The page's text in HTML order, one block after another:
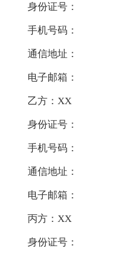
身份证号：
手机号码：
通信地址：
电子邮箱：
乙方：XX
身份证号：
手机号码：
通信地址：
电子邮箱：
丙方：XX
身份证号：